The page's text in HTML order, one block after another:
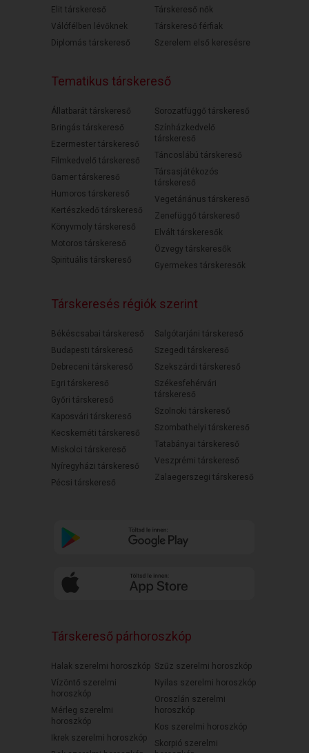
Elit társkereső
Válófélben lévőknek
Diplomás társkereső
Társkereső nők
Társkereső férfiak
Szerelem első keresésre
Tematikus társkereső
Állatbarát társkereső
Bringás társkereső
Ezermester társkereső
Filmkedvelő társkereső
Gamer társkereső
Humoros társkereső
Kertészkedő társkereső
Könyvmoly társkereső
Motoros társkereső
Spirituális társkereső
Sorozatfüggő társkereső
Színházkedvelő
társkereső
Táncoslábú társkereső
Társasjátékozós
társkereső
Vegetáriánus társkereső
Zenefüggő társkereső
Elvált társkeresők
Özvegy társkeresők
Gyermekes társkeresők
Társkeresés régiók szerint
Békéscsabai társkereső
Budapesti társkereső
Debreceni társkereső
Egri társkereső
Győri társkereső
Kaposvári társkereső
Kecskeméti társkereső
Miskolci társkereső
Nyíregyházi társkereső
Pécsi társkereső
Salgótarjáni társkereső
Szegedi társkereső
Szekszárdi társkereső
Székesfehérvári
társkereső
Szolnoki társkereső
Szombathelyi társkereső
Tatabányai társkereső
Veszprémi társkereső
Zalaegerszegi társkereső
Társkereső párhoroszkóp
Halak szerelmi horoszkóp
Vízöntő szerelmi
horoszkóp
Mérleg szerelmi
horoszkóp
Ikrek szerelmi horoszkóp
Szűz szerelmi horoszkóp
Nyilas szerelmi horoszkóp
Oroszlán szerelmi
horoszkóp
Kos szerelmi horoszkóp
Skorpió szerelmi